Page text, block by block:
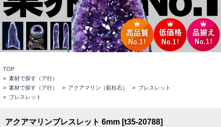
TOP
> 素材で探す（ア行）
> 素材で探す（ア行） > アクアマリン（藍柱石） > ブレスレット
> ブレスレット
アクアマリンブレスレット 6mm [t35-20788]